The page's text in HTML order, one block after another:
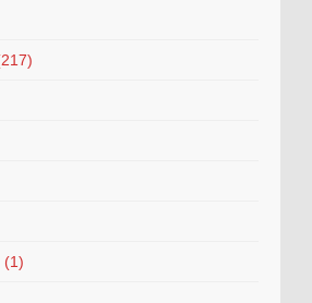
(1)